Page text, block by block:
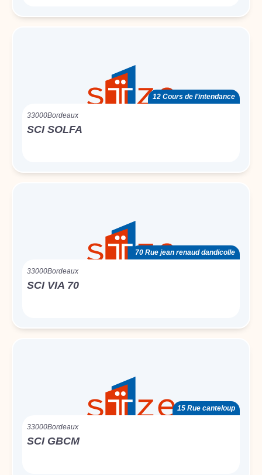
12 Cours de l’intendance
33000Bordeaux
SCI SOLFA
70 Rue jean renaud dandicolle
33000Bordeaux
SCI VIA 70
15 Rue canteloup
33000Bordeaux
SCI GBCM